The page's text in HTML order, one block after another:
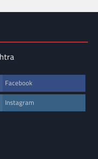
Facebook
Instagram